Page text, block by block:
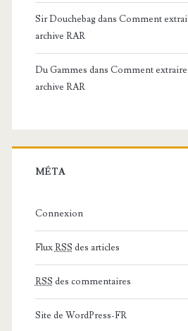
Sir Douchebagdans Comment
archive RAR
Du Gammes dans Comment extraire
archive RAR
MÉTA
Connexion
FluxRSS des articles
RSS des commentaires
Site de WordPress-FR